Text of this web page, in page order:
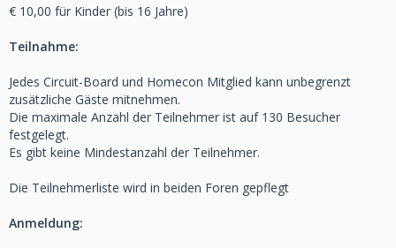
€ 10,00 für Kinder (bis 16 Jahre)
Teilnahme:
Jedes Circuit-Board und Homecon Mitglied kann unbegrenzt
zusätzliche Gäste mitnehmen.
Die maximale Anzahl der Teilnehmer ist auf 130 Besucher
festgelegt.
Es gibt keine Mindestanzahl der Teilnehmer.
Die Teilnehmerliste wird in beiden Foren gepflegt
Anmeldung: